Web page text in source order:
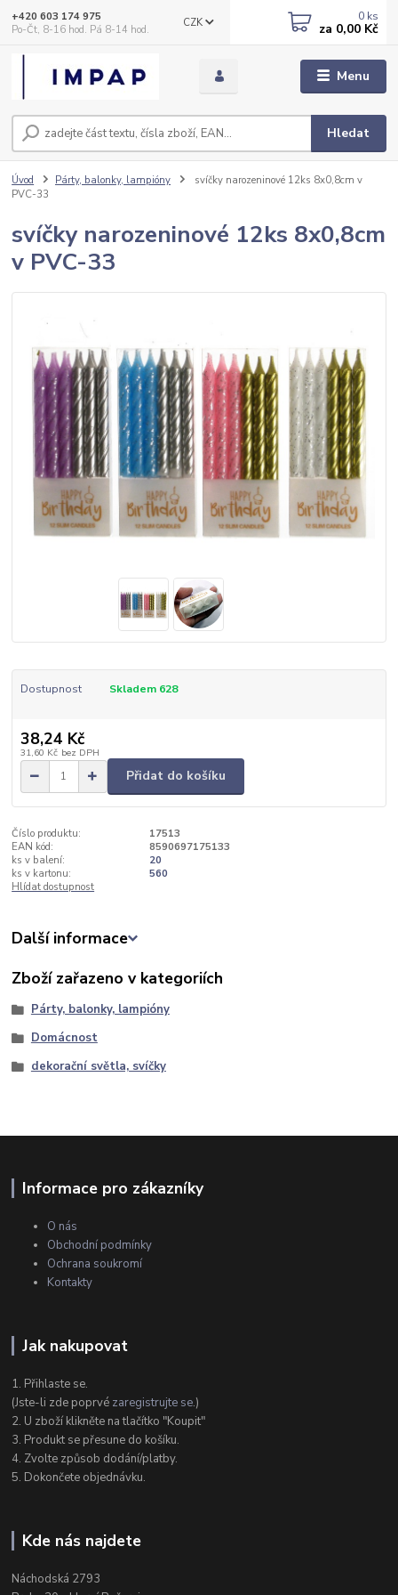
Menu
CZK
Hledat
+420 603 174 975
Po-Čt, 8-16 hod. Pá 8-14 hod.
0 ks
za 0,00 Kč
Úvod Párty, balonky, lampióny
svíčky narozeninové 12ks 8x0,8cm v
PVC-33
svíčky narozeninové 12ks 8x0,8cm
v PVC-33
Dostupnost Skladem 628
38,24 Kč
31,60 Kč bez DPH
Přidat do košíku
Číslo produktu:
17513
EAN kód:
8590697175133
ks v balení:
20
ks v kartonu:
560
Hlídat dostupnost
Další informace
Zboží zařazeno v kategoriích
Párty, balonky, lampióny
Domácnost
dekorační světla, svíčky
Informace pro zákazníky
O nás
Obchodní podmínky
Ochrana soukromí
Kontakty
Jak nakupovat
1. Přihlaste se.
(Jste-li zde poprvé zaregistrujte se.)
2. U zboží klikněte na tlačítko "Koupit"
3. Produkt se přesune do košíku.
4. Zvolte způsob dodání/platby.
5. Dokončete objednávku.
Kde nás najdete
Náchodská 2793